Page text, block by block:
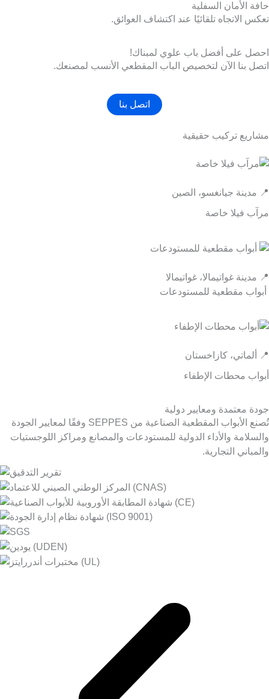
حافة الأمان السفلية
تعكس الاتجاه تلقائيًا عند اكتشاف العوائق.
احصل على أفضل باب علوي لمبناك!
اتصل بنا الآن لتخصيص الباب المقطعي الأنسب لمصنعك.
اتصل بنا
مشاريع تركيب حقيقية
📍 مدينة جيانغسو، الصين
مرآب فيلا خاصة
📍 مدينة غواتيمالا، غواتيمالا
أبواب مقطعية للمستودعات
📍 ألماتي، كازاخستان
أبواب محطات الإطفاء
جودة معتمدة ومعايير دولية
تُصنع الأبواب المقطعية الصناعية من SEPPES وفقًا لمعايير الجودة
والسلامة والأداء الدولية للمستودعات والمصانع ومراكز اللوجستيات
والمباني التجارية.